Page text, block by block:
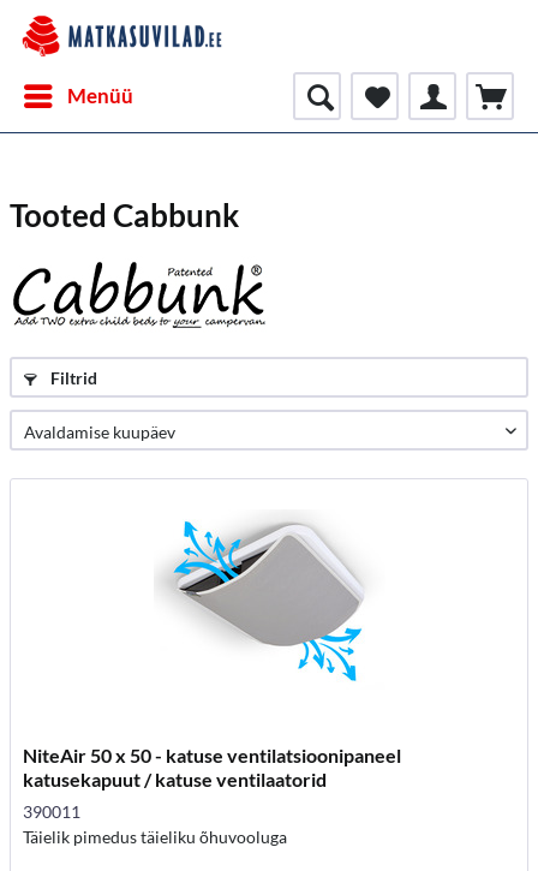
Menüü
Tooted Cabbunk
Filtrid
NiteAir 50 x 50 - katuse ventilatsioonipaneel
katusekapuut / katuse ventilaatorid
390011
Täielik pimedus täieliku õhuvooluga